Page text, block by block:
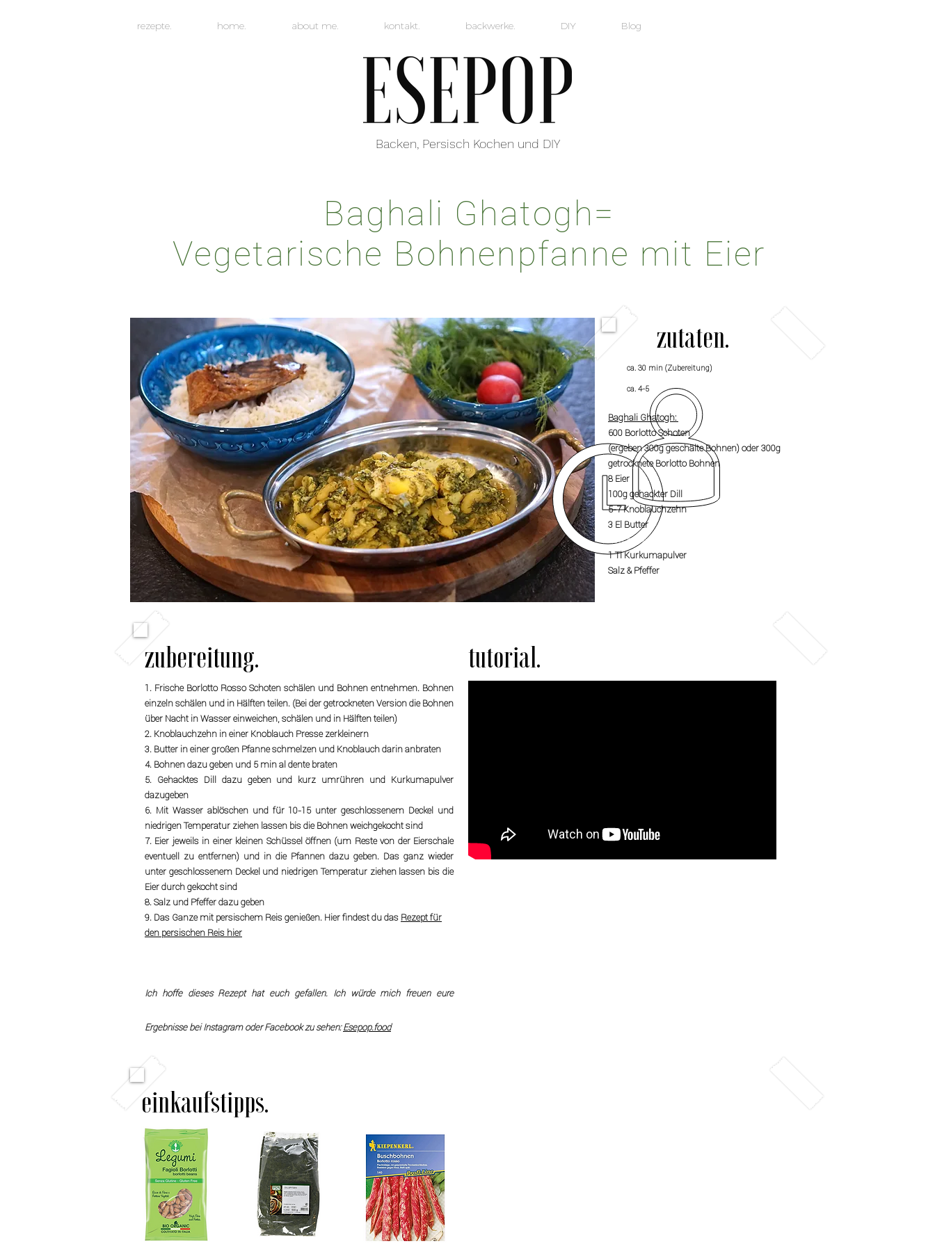
rezepte. home. about me. kontakt. backwerke. DIY Blog
Backen, Persisch Kochen und DIY
Baghali Ghatogh=
Vegetarische Bohnenpfanne mit Eier
zutaten.
ca. 30 min (Zubereitung)
ca. 4-5
Baghali Ghatogh:
600 Borlotto Schoten
(ergeben 300g geschälte Bohnen) oder 300g
getrocknete Borlotto Bohnen
8 Eier
100g gehackter Dill
5-7 Knoblauchzehn
3 El Butter
200 ml Wasser
1 Tl Kurkumapulver
Salz & Pfeffer
zubereitung.
1. Frische Borlotto Rosso Schoten schälen und Bohnen entnehmen. Bohnen
einzeln schälen und in Hälften teilen. (Bei der getrockneten Version die Bohnen
über Nacht in Wasser einweichen, schälen und in Hälften teilen)
2. Knoblauchzehn in einer Knoblauch Presse zerkleinern
3. Butter in einer großen Pfanne schmelzen und Knoblauch darin anbraten
4. Bohnen dazu geben und 5 min al dente braten
5. Gehacktes Dill dazu geben und kurz umrühren und Kurkumapulver
dazugeben
6. Mit Wasser ablöschen und für 10-15 unter geschlossenem Deckel und
niedrigen Temperatur ziehen lassen bis die Bohnen weichgekocht sind
7. Eier jeweils in einer kleinen Schüssel öffnen (um Reste von der Eierschale
eventuell zu entfernen) und in die Pfannen dazu geben. Das ganz wieder
unter geschlossenem Deckel und niedrigen Temperatur ziehen lassen bis die
Eier durch gekocht sind
8. Salz und Pfeffer dazu geben
9. Das Ganze mit persischem Reis genießen. Hier findest du das Rezept für
den persischen Reis hier
Ich hoffe dieses Rezept hat euch gefallen. Ich würde mich freuen eure
Ergebnisse bei Instagram oder Facebook zu sehen:Esepop.food
tutorial.
einkaufstipps.